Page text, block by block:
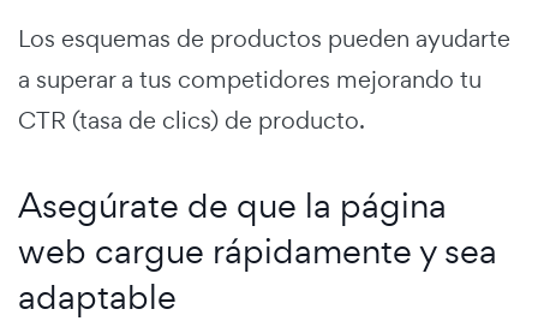
Los esquemas de productos pueden ayudarte
a superar a tus competidores mejorando tu
CTR (tasa de clics) de producto.
Asegúrate de que la página
web cargue rápidamente y sea
adaptable